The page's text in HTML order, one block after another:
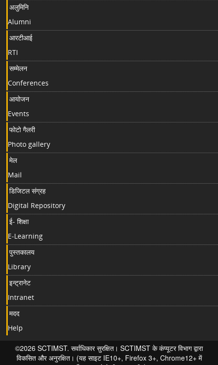
अलुमिनि
Alumni
आरटीआई
RTI
सम्मेलन
Conferences
आयोजन
Events
फोटो गैलरी
Photo gallery
मेल
Mail
डिजिटल संग्रह
Digital Repository
ई- शिक्षा
E-Learning
पुस्तकालय
Library
इन्ट्रानेट
Intranet
मदद
Help
©2026 SCTIMST. सर्वाधिकार सुरक्षित। SCTIMST के कंप्यूटर विभाग द्वारा
विकसित और अनुरक्षित। (यह साइट IE10+, Firefox 3+, Chrome12+ में